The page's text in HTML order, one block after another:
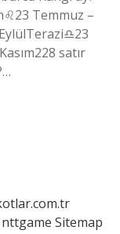
Temmuz –
satır
nttgame Sitemap